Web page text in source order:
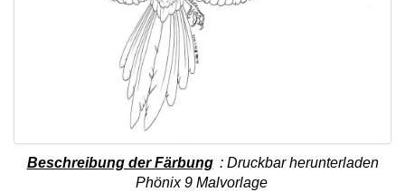
Beschreibung der Färbung : Druckbar herunterladen
Phönix 9 Malvorlage